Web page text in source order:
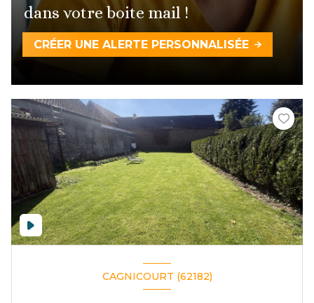
dans votre boite mail !
CRÉER UNE ALERTE PERSONNALISÉE
CAGNICOURT (62182)